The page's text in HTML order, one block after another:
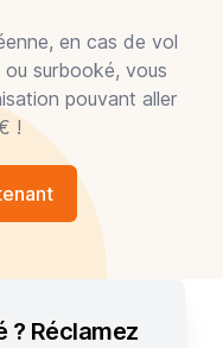
en cas de vol
surbooké, vous
pouvant aller
!
? Réclamez